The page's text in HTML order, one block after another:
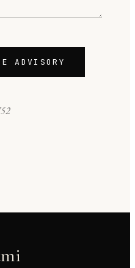
ADVISORY